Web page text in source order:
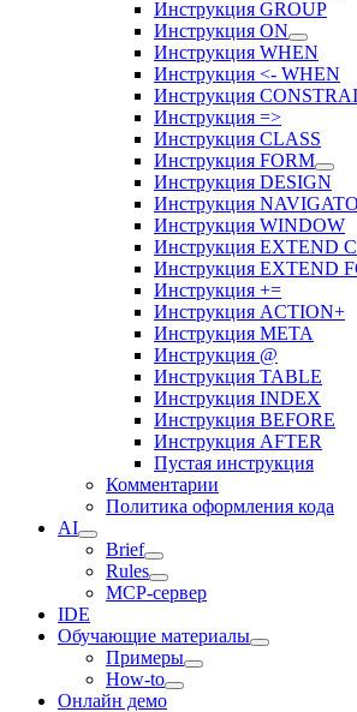
Инструкция GROUP
Инструкция ON
Инструкция WHEN
Инструкция <- WHEN
Инструкция
Инструкция =>
Инструкция CLASS
Инструкция FORM
Инструкция DESIGN
Инструкция
Инструкция WINDOW
Инструкция EXTEND
Инструкция EXTEND
Инструкция +=
Инструкция ACTION+
Инструкция META
Инструкция @
Инструкция TABLE
Инструкция INDEX
Инструкция BEFORE
Инструкция AFTER
Пустая инструкция
Комментарии
Политика оформления кода
AI
Brief
Rules
MCP-сервер
IDE
Обучающие материалы
Примеры
How-to
Онлайн демо